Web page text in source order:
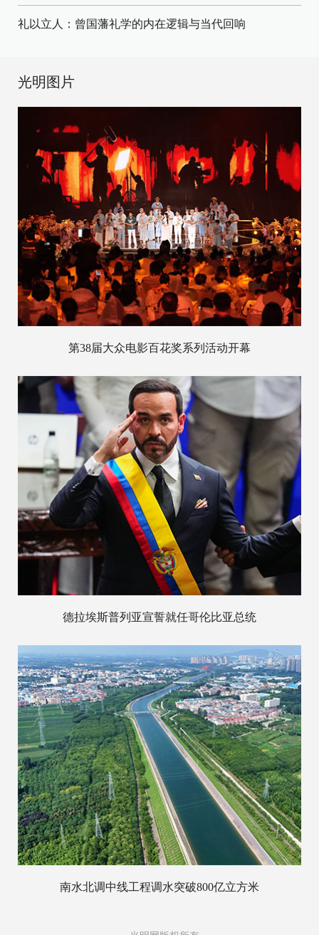
礼以立人：曾国藩礼学的内在逻辑与当代回响
光明图片
第38届大众电影百花奖系列活动开幕
德拉埃斯普列亚宣誓就任哥伦比亚总统
南水北调中线工程调水突破800亿立方米